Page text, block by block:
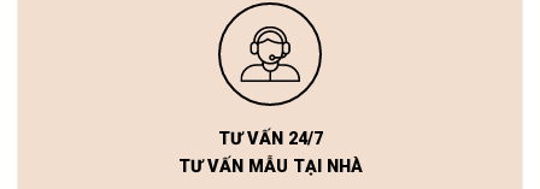
TƯ VẤN 24/7
TƯ VẤN MẪU TẠI NHÀ